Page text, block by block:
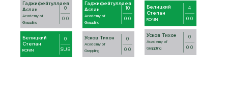
Гаджифейтуллаев
Аслан
Academy of
Grappling
0
0 0
Белицкий
Степан
RONIN
0
SUB
Гаджифейтуллаев
Аслан
Academy of
Grappling
10
0 0
Усков Тихон
Academy of
Grappling
0
0 0
Белицкий
Степан
RONIN
4
0 0
Усков Тихон
Academy of
Grappling
0
0 0